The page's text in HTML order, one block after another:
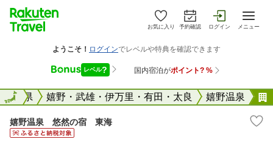
お気に入り 予約確認 ログイン メニュー
佐賀県 嬉野・武雄・伊万里・有田・太良 嬉野温泉
全国
嬉野温泉 悠然の宿 東海